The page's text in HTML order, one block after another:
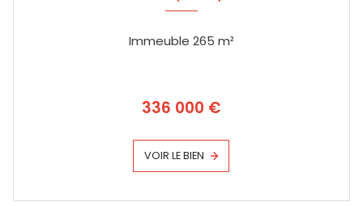
Immeuble 265 m²
336 000 €
VOIR LE BIEN